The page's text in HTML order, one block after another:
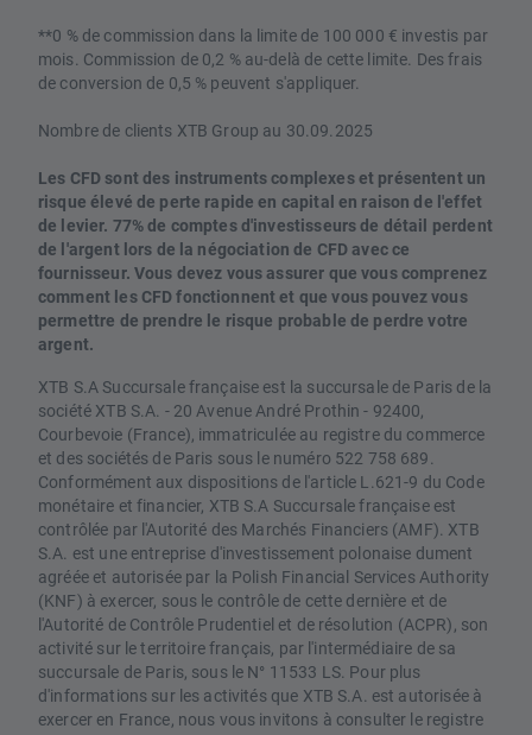
**0 % de commission dans la limite de 100 000 € investis par
mois. Commission de 0,2 % au-delà de cette limite. Des frais
de conversion de 0,5 % peuvent s'appliquer.
Nombre de clients XTB Group au 30.09.2025
Les CFD sont des instruments complexes et présentent un
risque élevé de perte rapide en capital en raison de l'effet
de levier. 77% de comptes d'investisseurs de détail perdent
de l'argent lors de la négociation de CFD avec ce
fournisseur. Vous devez vous assurer que vous comprenez
comment les CFD fonctionnent et que vous pouvez vous
permettre de prendre le risque probable de perdre votre
argent.
XTB S.A Succursale française est la succursale de Paris de la
société XTB S.A. - 20 Avenue André Prothin - 92400,
Courbevoie (France), immatriculée au registre du commerce
et des sociétés de Paris sous le numéro 522 758 689.
Conformément aux dispositions de l'article L.621-9 du Code
monétaire et financier, XTB S.A Succursale française est
contrôlée par l'Autorité des Marchés Financiers (AMF). XTB
S.A. est une entreprise d'investissement polonaise dument
agréée et autorisée par la Polish Financial Services Authority
(KNF) à exercer, sous le contrôle de cette dernière et de
l'Autorité de Contrôle Prudentiel et de résolution (ACPR), son
activité sur le territoire français, par l'intermédiaire de sa
succursale de Paris, sous le N° 11533 LS. Pour plus
d'informations sur les activités que XTB S.A. est autorisée à
exercer en France, nous vous invitons à consulter le registre